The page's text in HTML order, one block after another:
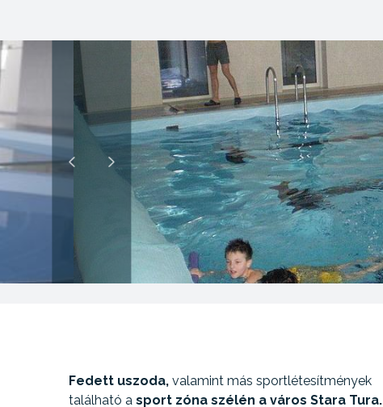
Fedett uszoda, valamint más sportlétesítmények
található asport zóna szélén a város Stara Tura.